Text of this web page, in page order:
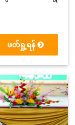
ဖတ်ရှု့ရန်